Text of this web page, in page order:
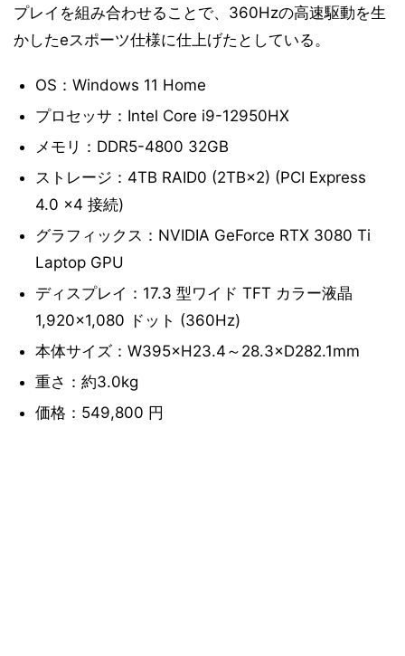
プレイを組み合わせることで、360Hzの高速駆動を生
かしたeスポーツ仕様に仕上げたとしている。
OS：Windows 11 Home
プロセッサ：Intel Core i9-12950HX
メモリ：DDR5-4800 32GB
ストレージ：4TB RAID0 (2TB×2) (PCI Express
4.0 x4 接続)
グラフィックス：NVIDIA GeForce RTX 3080 Ti
Laptop GPU
ディスプレイ：17.3 型ワイド TFT カラー液晶
1,920×1,080 ドット (360Hz)
本体サイズ：W395×H23.4～28.3×D282.1mm
重さ：約3.0kg
価格：549,800 円